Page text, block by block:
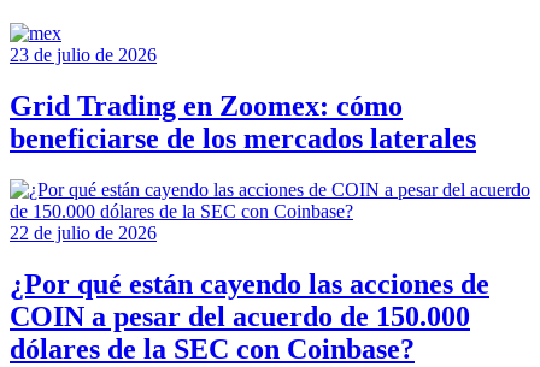
23 de julio de 2026
Grid Trading en Zoomex: cómo
beneficiarse de los mercados laterales
22 de julio de 2026
¿Por qué están cayendo las acciones de
COIN a pesar del acuerdo de 150.000
dólares de la SEC con Coinbase?